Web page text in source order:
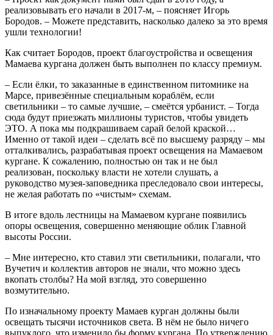
реализовывать его начали в 2017-м, – поясняет Игорь
Бородов. – Можете представить, насколько далеко за это время
ушли технологии!
Как считает Бородов, проект благоустройства и освещения
Мамаева кургана должен быть выполнен по классу премиум.
– Если ёлки, то заказанные в единственном питомнике на
Марсе, привезённые специальным кораблём, если
светильники – то самые лучшие, – смеётся урбанист. – Тогда
сюда будут приезжать миллионы туристов, чтобы увидеть
ЭТО. А пока мы подкрашиваем сарай белой краской…
Именно от такой идеи – сделать всё по высшему разряду – мы
отталкивались, разрабатывая проект освещения на Мамаевом
кургане. К сожалению, полностью он так и не был
реализован, поскольку власти не хотели слушать, а
руководство музея-заповедника преследовало свои интересы,
не желая работать по «чистым» схемам.
В итоге вдоль лестницы на Мамаевом кургане появились
опоры освещения, совершенно меняющие облик Главной
высоты России.
– Мне интересно, кто ставил эти светильники, полагали, что
Вучетич и коллектив авторов не знали, что можно здесь
вкопать столбы? На мой взгляд, это совершенно
возмутительно.
По изначальному проекту Мамаев курган должны были
освещать тысячи источников света. В нём не было ничего
выпуклого, что изменило бы форму кургана. По утверждению